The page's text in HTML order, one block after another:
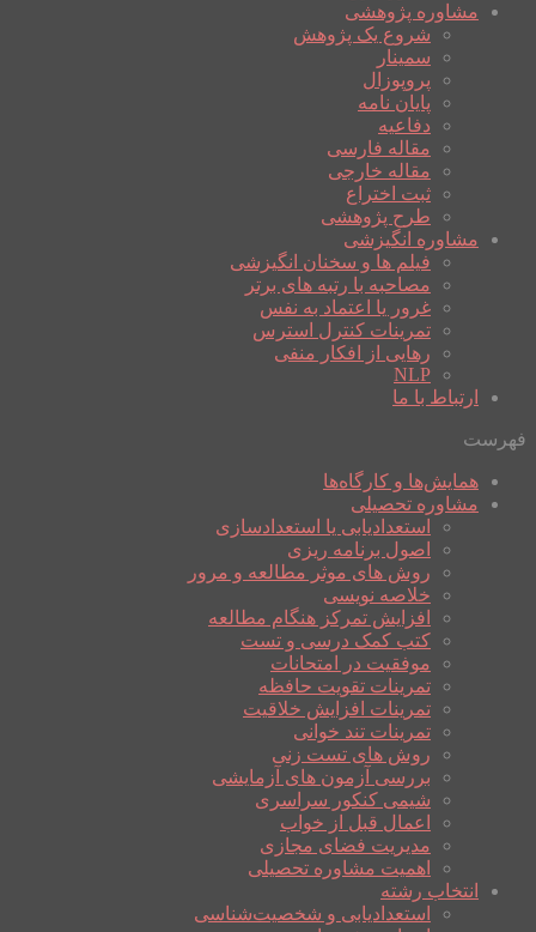
مشاوره پژوهشی
شروع یک پژوهش
سمینار
پروپوزال
پایان نامه
دفاعیه
مقاله فارسی
مقاله خارجی
ثبت اختراع
طرح پژوهشی
مشاوره انگیزشی
فیلم ها و سخنان انگیزشی
مصاحبه با رتبه های برتر
غرور یا اعتماد به نفس
تمرینات کنترل استرس
رهایی از افکار منفی
NLP
ارتباط با ما
فهرست
همایش‌ها و کارگاه‌ها
مشاوره تحصیلی
استعدادیابی یا استعدادسازی
اصول برنامه ریزی
روش های موثر مطالعه و مرور
خلاصه نویسی
افزایش تمرکز هنگام مطالعه
کتب کمک درسی و تست
موفقیت در امتحانات
تمرینات تقویت حافظه
تمرینات افزایش خلاقیت
تمرینات تند خوانی
روش های تست زنی
بررسی آزمون های آزمایشی
شیمی کنکور سراسری
اعمال قبل از خواب
مدیریت فضای مجازی
اهمیت مشاوره تحصیلی
انتخاب رشته
استعدادیابی و شخصیت‌شناسی